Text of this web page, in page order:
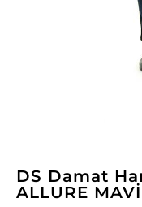
DS Damat
ALLURE MAVİ